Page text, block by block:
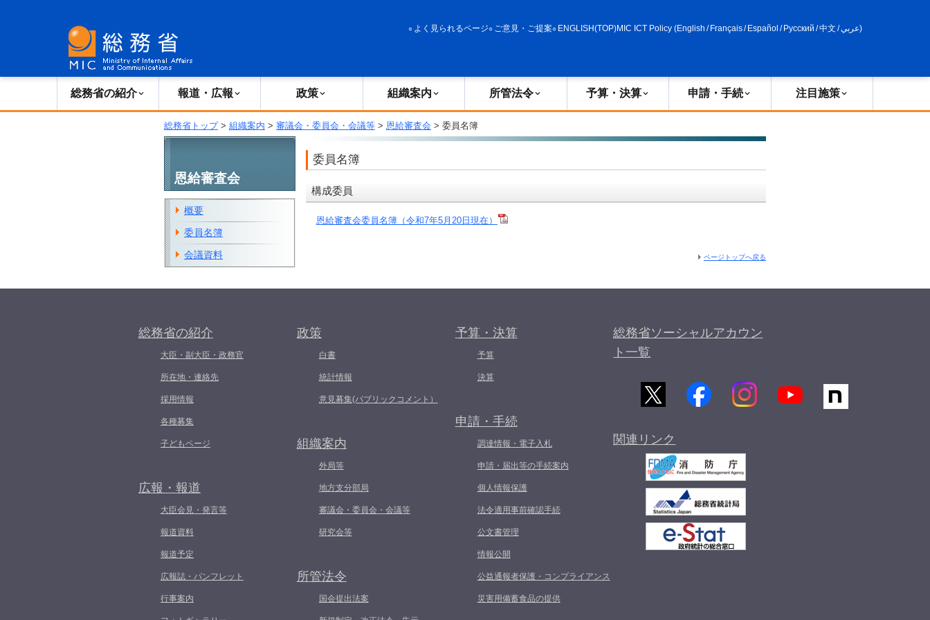
よく見られるページ ご意見・ご提案 ENGLISH(TOP)MIC ICT Policy (English / Français/ Español / Русский /中文 /عربي)
総務省の紹介 報道・広報 政策 組織案内 所管法令 予算・決算 申請・手続 注目施策
総務省トップ> 組織案内 > 審議会・委員会・会議等 > 恩給審査会 > 委員名簿
委員名簿
構成委員
恩給審査会委員名簿（令和7年5月20日現在）
ページトップへ戻る
恩給審査会
概要
委員名簿
会議資料
総務省の紹介
大臣・副大臣・政務官
所在地・連絡先
採用情報
各種募集
子どもページ
広報・報道
大臣会見・発言等
報道資料
報道予定
広報誌・パンフレット
行事案内
政策
白書
統計情報
意見募集(パブリックコメント）
組織案内
外局等
地方支分部局
審議会・委員会・会議等
研究会等
所管法令
国会提出法案
予算・決算
予算
決算
申請・手続
調達情報・電子入札
申請・届出等の手続案内
個人情報保護
法令適用事前確認手続
公文書管理
情報公開
公益通報者保護・コンプライアンス
災害用備蓄食品の提供
総務省ソーシャルアカウン
ト一覧
関連リンク